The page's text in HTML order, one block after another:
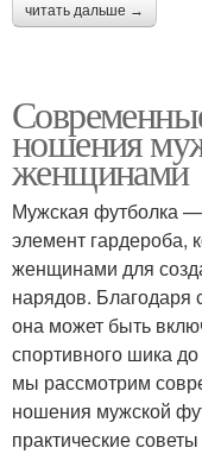
читать дальше →
ношения
женщинами
Мужская футболка
элемент гардероба,
женщинами для
нарядов. Благодаря
она может быть
спортивного шика
мы рассмотрим
ношения мужской
практические